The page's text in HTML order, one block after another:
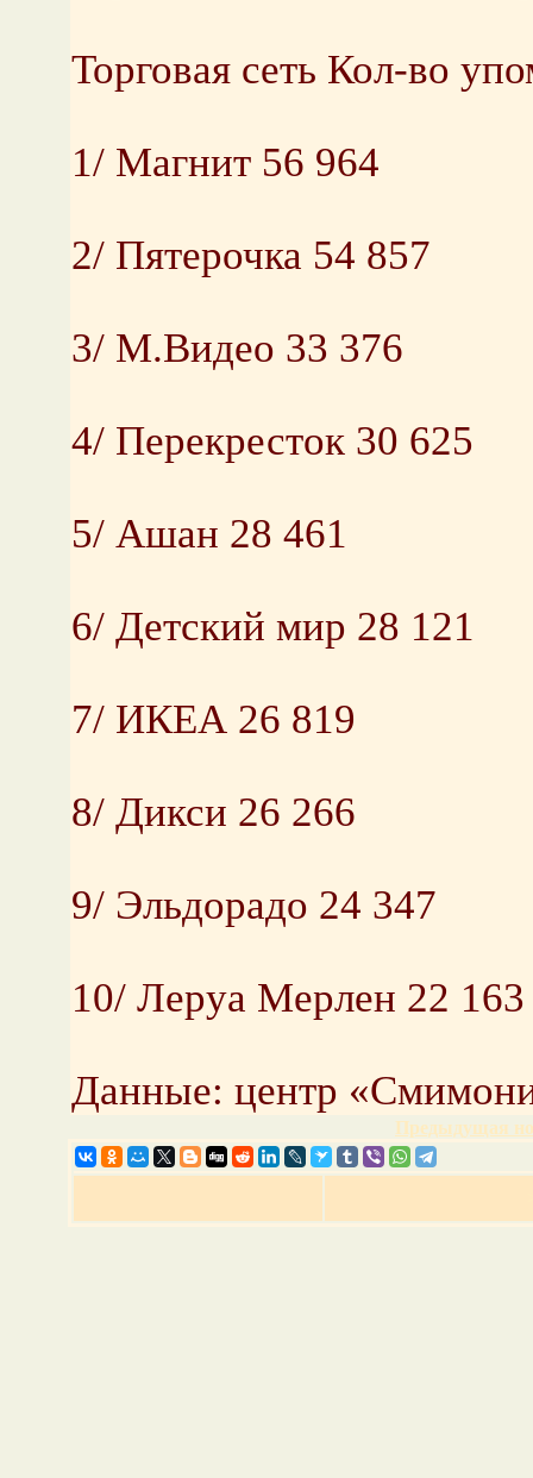
Торговая сеть Кол-во
1/ Магнит 56 964
2/ Пятерочка 54 857
3/ М.Видео 33 376
4/ Перекресток 30 625
5/ Ашан 28 461
6/ Детский мир 28 121
7/ ИКЕА 26 819
8/ Дикси 26 266
9/ Эльдорадо 24 347
10/ Леруа Мерлен 22 163
Данные: центр
Предыдущая